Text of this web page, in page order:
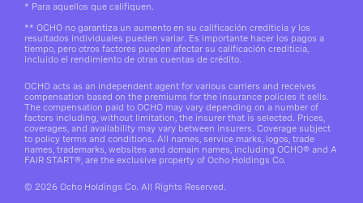
* Para aquellos que califiquen.
** OCHO no garantiza un aumento en su calificación crediticia y los
resultados individuales pueden variar. Es importante hacer los pagos a
tiempo, pero otros factores pueden afectar su calificación crediticia,
incluido el rendimiento de otras cuentas de crédito.
OCHO acts as an independent agent for various carriers and receives
compensation based on the premiums for the insurance policies it sells.
The compensation paid to OCHO may vary depending on a number of
factors including, without limitation, the insurer that is selected. Prices,
coverages, and availability may vary between insurers. Coverage subject
to policy terms and conditions. All names, service marks, logos, trade
names, trademarks, websites and domain names, including OCHO® and A
FAIR START®, are the exclusive property of Ocho Holdings Co.
© 2026 Ocho Holdings Co. All Rights Reserved.